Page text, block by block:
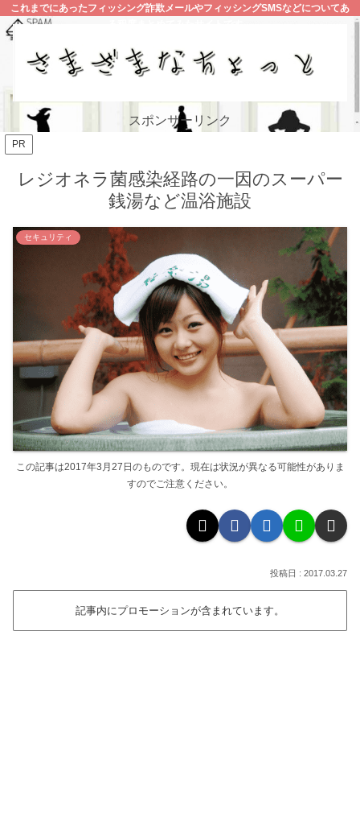
これまでにあったフィッシング詐欺メールやフィッシングSMSなどについてあ
スポンサーリンク
PR
レジオネラ菌感染経路の一因のスーパー
銭湯など温浴施設
セキュリティ
この記事は2017年3月27日のものです。現在は状況が異なる可能性がありま
すのでご注意ください。
2017.03.27
記事内にプロモーションが含まれています。